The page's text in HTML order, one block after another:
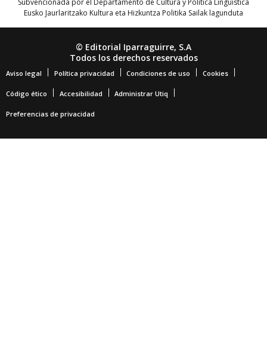
Eusko Jaurlaritzako Kultura eta Hizkuntza Politika Sailak lagunduta
© Editorial Iparraguirre, S.A
Todos los derechos reservados
Aviso legal Política privacidad Condiciones de uso Cookies
Código ético Accesibilidad Administrar Utiq
Preferencias de privacidad